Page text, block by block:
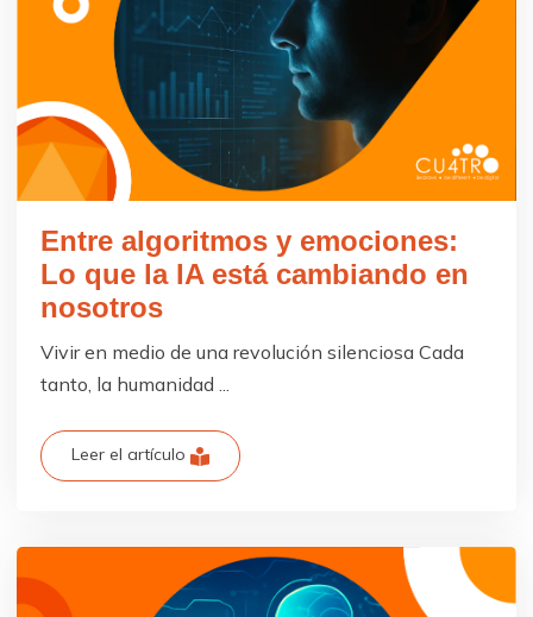
Entre algoritmos y emociones:
Lo que la IA está cambiando en
nosotros
Vivir en medio de una revolución silenciosa Cada
tanto, la humanidad ...
Leer el artículo